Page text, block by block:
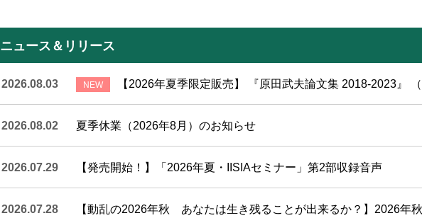
ニュース＆リリース
2026.08.03 【2026年夏季限定販売】 『原田武夫論文集 2018-2023』
2026.08.02 夏季休業（2026年8月）のお知らせ
2026.07.29 【発売開始！】「2026年夏・IISIAセミナー」第2部収録音声
2026.07.28 【動乱の2026年秋 あなたは生き残ることが出来るか？】2026年